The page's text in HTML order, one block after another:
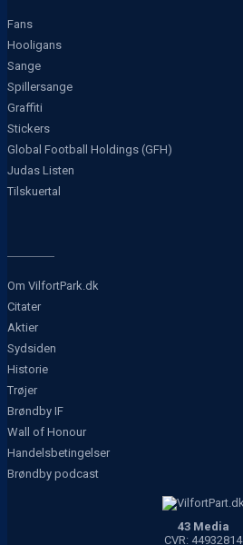
Fans
Hooligans
Sange
Spillersange
Graffiti
Stickers
Global Football Holdings (GFH)
Judas Listen
Tilskuertal
Om VilfortPark.dk
Citater
Aktier
Sydsiden
Historie
Trøjer
Brøndby IF
Wall of Honour
Handelsbetingelser
Brøndby podcast
43 Media
CVR: 44932814